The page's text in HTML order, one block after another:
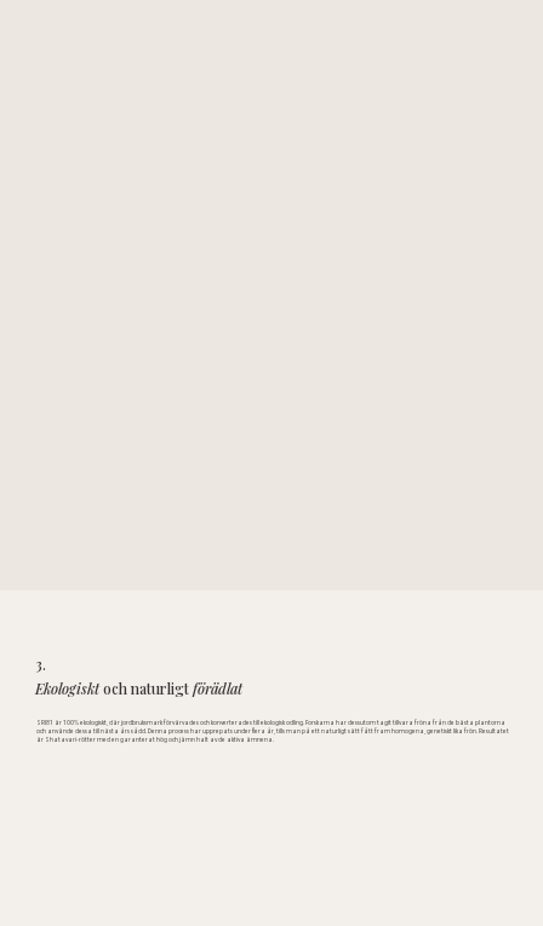
3.
Ekologisktoch naturligtförädlat
SRI81 är 100% ekologiskt, där jordbruksmark förvärvades och konverterades till ekologisk odling. Forskarna har dessutom tagit tillvara fröna från de bästa plantorna
och använde dessa till nästa års sådd. Denna process har upprepats under flera år, tills man på ett naturligt sätt fått fram homogena, genetiskt lika frön. Resultatet
är Shatavari-rötter med en garanterat hög och jämn halt av de aktiva ämnena.